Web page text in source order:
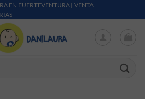
EN FUERTEVENTURA | VENTA